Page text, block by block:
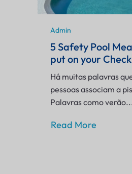
Admin
5 Safety Pool
put on your
Há muitas palavras
pessoas associam a
Palavras como
Read More